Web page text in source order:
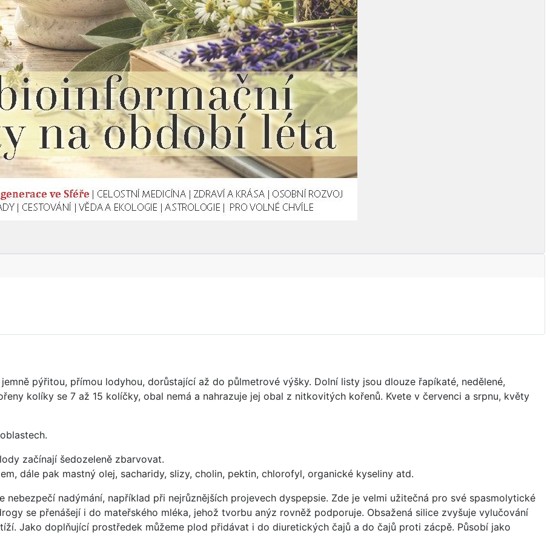
pýřitou, přímou lodyhou, dorůstající až do půlmetrové výšky. Dolní listy jsou dlouze řapíkaté, nedělené,
kolíky se 7 až 15 kolíčky, obal nemá a nahrazuje jej obal z nitkovitých kořenů. Kvete v červenci a srpnu, květy
začínají šedozeleně zbarvovat.
dále pak mastný olej, sacharidy, slizy, cholin, pektin, chlorofyl, organické kyseliny atd.
nadýmání, například při nejrůznějších projevech dyspepsie. Zde je velmi užitečná pro své spasmolytické
se přenášejí i do mateřského mléka, jehož tvorbu anýz rovněž podporuje. Obsažená silice zvyšuje vylučování
Jako doplňující prostředek můžeme plod přidávat i do diuretických čajů a do čajů proti zácpě. Působí jako